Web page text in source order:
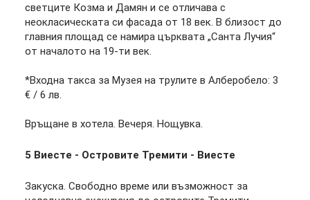
светците Козма и Дамян и се отличава с
неокласическата си фасада от 18 век. В близост до
главния площад се намира църквата „Санта Лучия“
от началото на 19-ти век.
*Входна такса за Музея на трулите в Алберобело: 3
€ / 6 лв.
Връщане в хотела. Вечеря. Нощувка.
5 Виесте - Островите Тремити - Виесте
Закуска. Свободно време или възможност за